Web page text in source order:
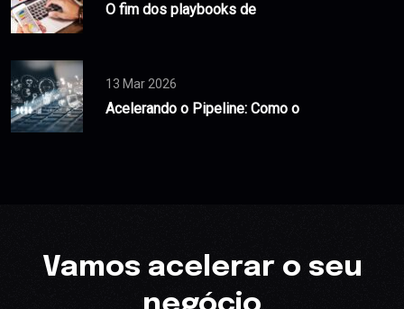
O fim dos playbooks de
13 Mar 2026
Acelerando o Pipeline: Como o
Vamos acelerar o seu